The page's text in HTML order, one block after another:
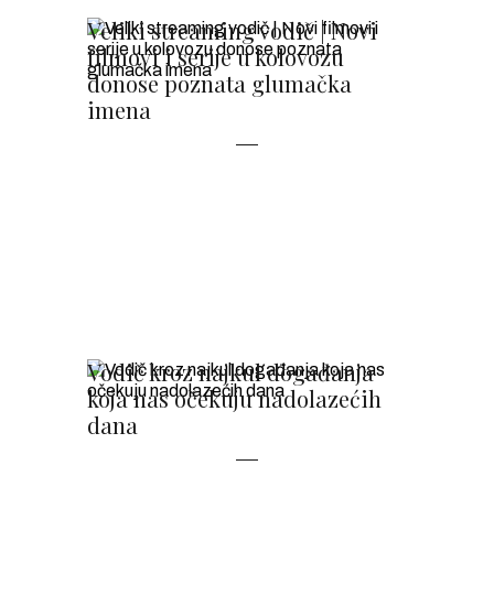
Veliki streaming vodič | Novi
filmovi i serije u kolovozu
donose poznata glumačka
imena
Vodič kroz najkul događanja
koja nas očekuju nadolazećih
dana